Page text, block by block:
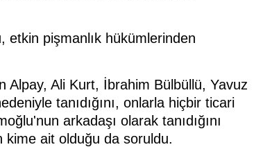
etkin pişmanlık hükümlerinden
Alpay, Ali Kurt, İbrahim Bülbüllü, Yavuz
tanıdığını, onlarla hiçbir ticari
arkadaşı olarak tanıdığını
ait olduğu da soruldu.